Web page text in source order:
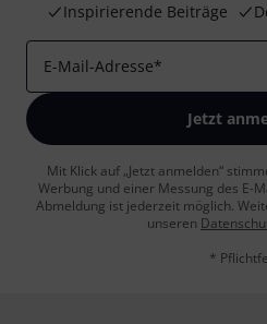
Inspirierende Beiträge
E-Mail-Adresse*
Jetzt
Mit Klick auf „Jetzt anmelden“
Werbung und einer Messung des E-
Abmeldung ist jederzeit möglich.
unseren
*